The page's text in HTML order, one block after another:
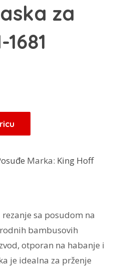
za
21,25 KM.
Marka: King Hoff
sa posudom na
bambusovih
otporan na habanje i
je idealna za prženje